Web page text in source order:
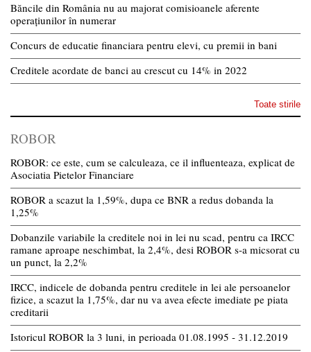
Băncile din România nu au majorat comisioanele aferente
operațiunilor în numerar
Concurs de educatie financiara pentru elevi, cu premii in bani
Creditele acordate de banci au crescut cu 14% in 2022
Toate stirile
ROBOR
ROBOR: ce este, cum se calculeaza, ce il influenteaza, explicat de
Asociatia Pietelor Financiare
ROBOR a scazut la 1,59%, dupa ce BNR a redus dobanda la
1,25%
Dobanzile variabile la creditele noi in lei nu scad, pentru ca IRCC
ramane aproape neschimbat, la 2,4%, desi ROBOR s-a micsorat cu
un punct, la 2,2%
IRCC, indicele de dobanda pentru creditele in lei ale persoanelor
fizice, a scazut la 1,75%, dar nu va avea efecte imediate pe piata
creditarii
Istoricul ROBOR la 3 luni, in perioada 01.08.1995 - 31.12.2019